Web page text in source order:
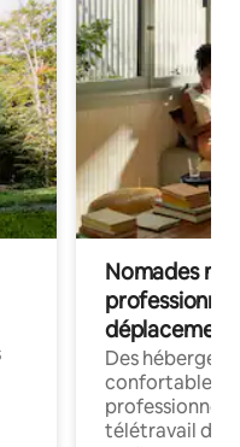
Nomades
déplacement
Des
confortables
professionnels
télétravail